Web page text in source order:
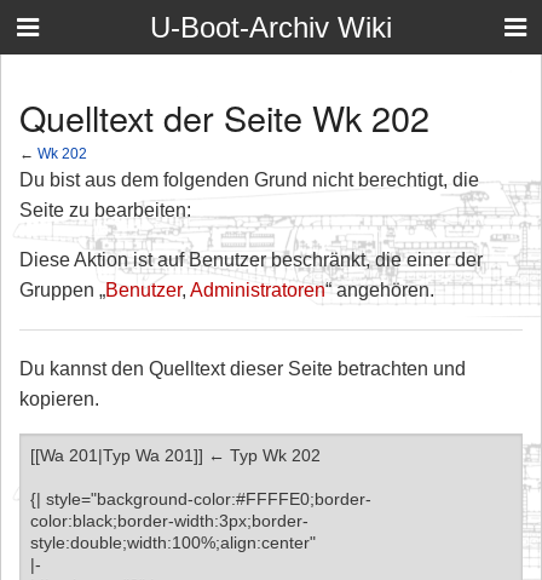
U-Boot-Archiv Wiki
Quelltext der Seite Wk 202
← Wk 202
Du bist aus dem folgenden Grund nicht berechtigt, die
Seite zu bearbeiten:
Diese Aktion ist auf Benutzer beschränkt, die einer der
Gruppen „Benutzer, Administratoren“ angehören.
Du kannst den Quelltext dieser Seite betrachten und
kopieren.